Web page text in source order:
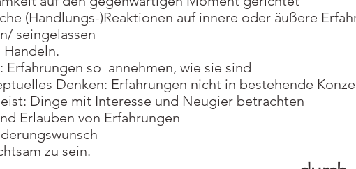
(Handlungs-)Reaktionen auf innere oder äußere
seingelassen
Handeln.
Erfahrungen so annehmen, wie sie sind
Denken: Erfahrungen nicht in bestehende
Dinge mit Interesse und Neugier betrachten
Erlauben von Erfahrungen
zu sein.